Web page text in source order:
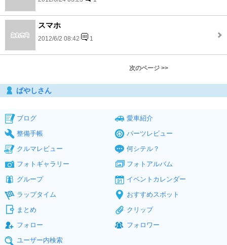
スマホ
2012/6/2 08:42 1
次のページ >>
ばやしさん
ブログ
愛車紹介
整備手帳
パーツレビュー
クルマレビュー
何シテル？
フォトギャラリー
フォトアルバム
グループ
イベントカレンダー
ラップタイム
おすすめスポット
まとめ
クリップ
フォロー
フォロワー
ユーザー内検索